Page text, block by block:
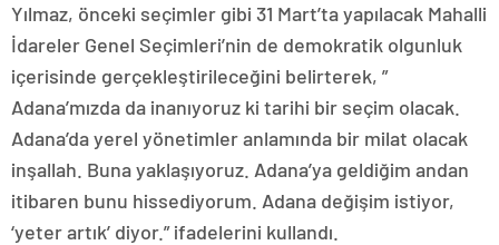
Yılmaz, önceki seçimler gibi 31 Mart’ta yapılacak Mahalli
İdareler Genel Seçimleri’nin de demokratik olgunluk
içerisinde gerçekleştirileceğini belirterek, ”
Adana’mızda da inanıyoruz ki tarihi bir seçim olacak.
Adana’da yerel yönetimler anlamında bir milat olacak
inşallah. Buna yaklaşıyoruz. Adana’ya geldiğim andan
itibaren bunu hissediyorum. Adana değişim istiyor,
‘yeter artık’ diyor.” ifadelerini kullandı.